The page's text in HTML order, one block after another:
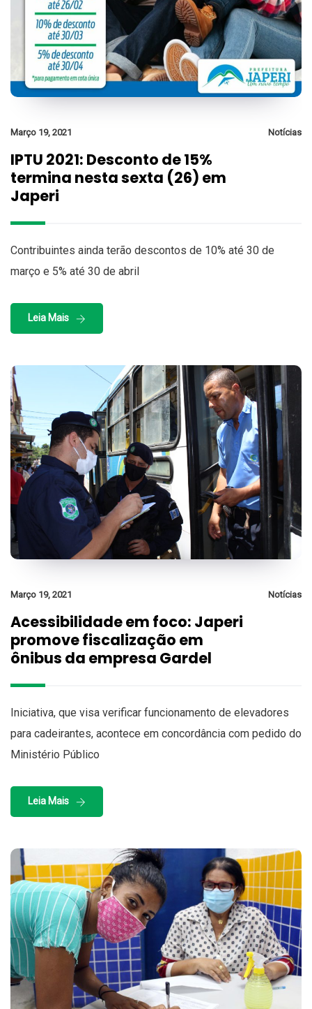
Março 19, 2021 Notícias
IPTU 2021: Desconto de 15%
termina nesta sexta (26) em
Japeri
Contribuintes ainda terão descontos de 10% até 30 de
março e 5% até 30 de abril
Leia Mais
Março 19, 2021 Notícias
Acessibilidade em foco: Japeri
promove fiscalização em
ônibus da empresa Gardel
Iniciativa, que visa verificar funcionamento de elevadores
para cadeirantes, acontece em concordância com pedido do
Ministério Público
Leia Mais